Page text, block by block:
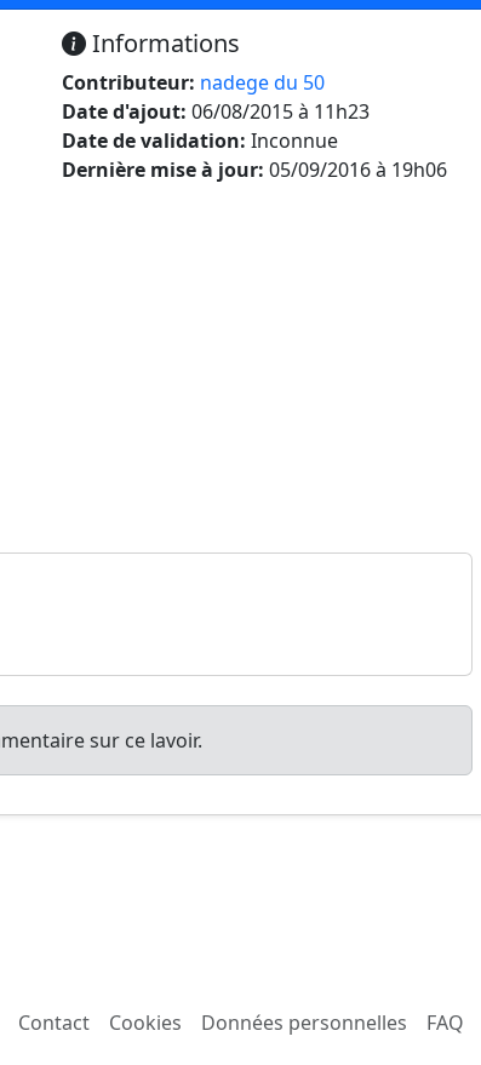
Informations
Contributeur: nadege du 50
Date d'ajout: 06/08/2015 à 11h23
Date de validation: Inconnue
Dernière mise à jour: 05/09/2016 à 19h06
sur ce lavoir.
Contact Cookies Données personnelles FAQ